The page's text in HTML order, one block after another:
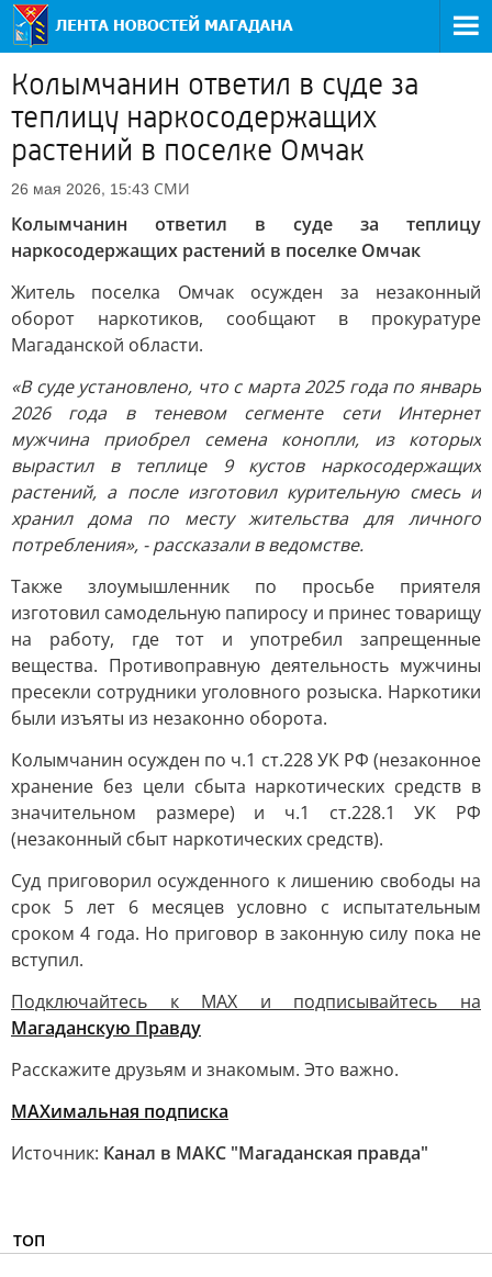
Колымчанин ответил в суде за
теплицу наркосодержащих
растений в поселке Омчак
26 мая 2026, 15:43 СМИ
Колымчанин ответил в суде за теплицу
наркосодержащих растений в поселке Омчак
Житель поселка Омчак осужден за незаконный
оборот наркотиков, сообщают в прокуратуре
Магаданской области.
«В суде установлено, что с марта 2025 года по январь
2026 года в теневом сегменте сети Интернет
мужчина приобрел семена конопли, из которых
вырастил в теплице 9 кустов наркосодержащих
растений, а после изготовил курительную смесь и
хранил дома по месту жительства для личного
потребления», - рассказали в ведомстве.
Также злоумышленник по просьбе приятеля
изготовил самодельную папиросу и принес товарищу
на работу, где тот и употребил запрещенные
вещества. Противоправную деятельность мужчины
пресекли сотрудники уголовного розыска. Наркотики
были изъяты из незаконно оборота.
Колымчанин осужден по ч.1 ст.228 УК РФ (незаконное
хранение без цели сбыта наркотических средств в
значительном размере) и ч.1 ст.228.1 УК РФ
(незаконный сбыт наркотических средств).
Суд приговорил осужденного к лишению свободы на
срок 5 лет 6 месяцев условно с испытательным
сроком 4 года. Но приговор в законную силу пока не
вступил.
Подключайтесь к MAX и подписывайтесь на
Магаданскую Правду
Расскажите друзьям и знакомым. Это важно.
МАХимальная подписка
Источник: Канал в МАКС "Магаданская правда"
ТОП